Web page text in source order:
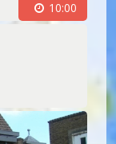
10:00